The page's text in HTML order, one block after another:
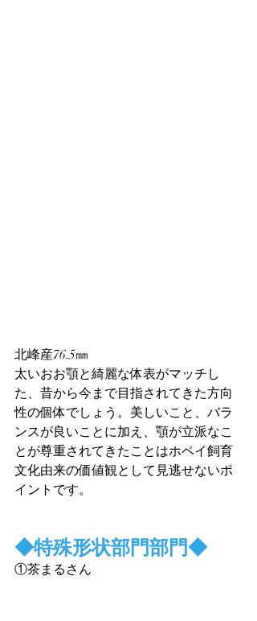
北峰産76.5㎜
太いおお顎と綺麗な体表がマッチし
た、昔から今まで目指されてきた方向
性の個体でしょう。美しいこと、バラ
ンスが良いことに加え、顎が立派なこ
とが尊重されてきたことはホペイ飼育
文化由来の価値観として見逃せないポ
イントです。
◆特殊形状部門部門◆
①茶まるさん